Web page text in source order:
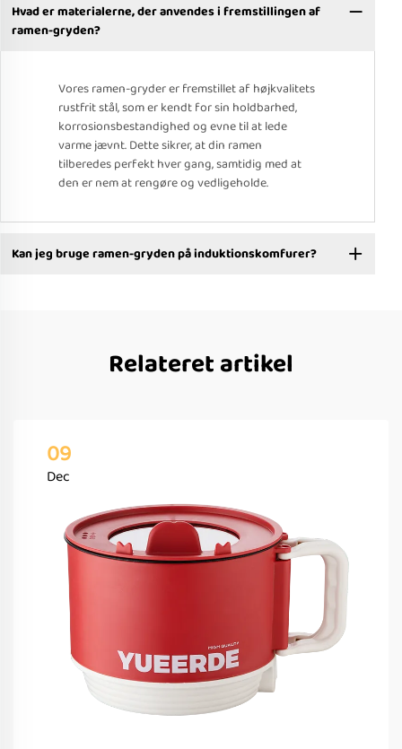
Hvad er materialerne, der anvendes i fremstillingen af
ramen-gryden?
Vores ramen-gryder er fremstillet af højkvalitets
rustfrit stål, som er kendt for sin holdbarhed,
korrosionsbestandighed og evne til at lede
varme jævnt. Dette sikrer, at din ramen
tilberedes perfekt hver gang, samtidig med at
den er nem at rengøre og vedligeholde.
Kan jeg bruge ramen-gryden på induktionskomfurer?
Relateret artikel
09
Dec